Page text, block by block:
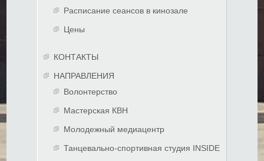
Расписание сеансов в кинозале
Цены
КОНТАКТЫ
НАПРАВЛЕНИЯ
Волонтерство
Мастерская КВН
Молодежный медиацентр
Танцевально-спортивная студия INSIDE